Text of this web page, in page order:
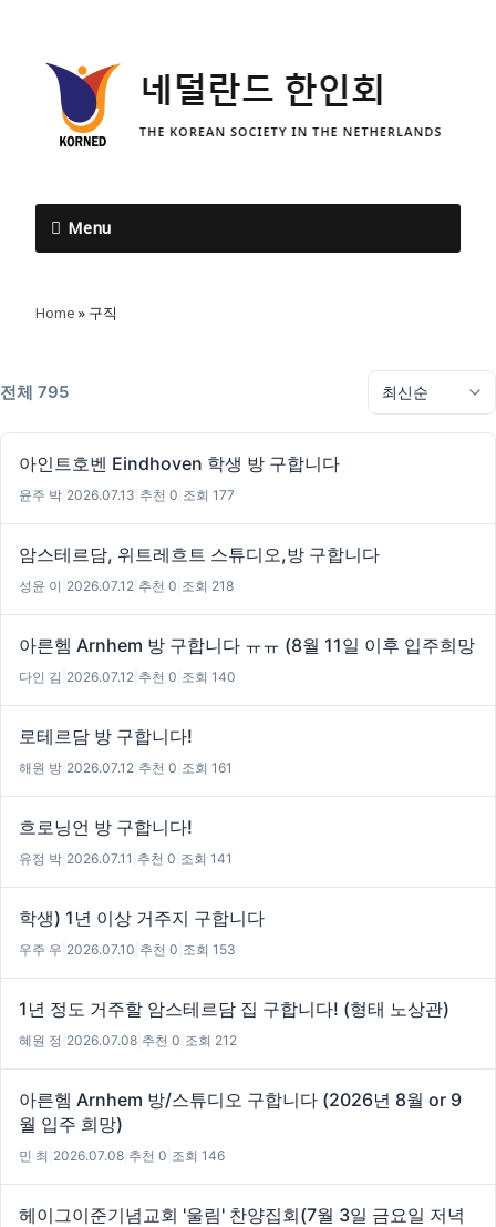
Menu
Home » 구직
전체 795
아인트호벤 Eindhoven 학생 방 구합니다
윤주 박 2026.07.13 추천 0 조회 177
암스테르담, 위트레흐트 스튜디오,방 구합니다
성윤 이 2026.07.12 추천 0 조회 218
아른헴 Arnhem 방 구합니다 ㅠㅠ (8월 11일 이후 입주희망
다인 김 2026.07.12 추천 0 조회 140
로테르담 방 구합니다!
해원 방 2026.07.12 추천 0 조회 161
흐로닝언 방 구합니다!
유정 박 2026.07.11 추천 0 조회 141
학생) 1년 이상 거주지 구합니다
우주 우 2026.07.10 추천 0 조회 153
1년 정도 거주할 암스테르담 집 구합니다! (형태 노상관)
혜원 정 2026.07.08 추천 0 조회 212
아른헴 Arnhem 방/스튜디오 구합니다 (2026년 8월 or 9
월 입주 희망)
민 최 2026.07.08 추천 0 조회 146
헤이그이준기념교회 '울림' 찬양집회(7월 3일 금요일 저녁